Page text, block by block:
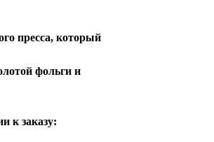
пресса, который
фольги и
к заказу: